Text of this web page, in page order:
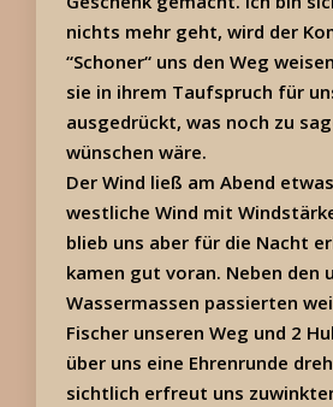
nichts mehr geht, wird der
“Schoner“ uns den Weg
sie in ihrem Taufspruch für
ausgedrückt, was noch zu
wünschen wäre.
Der Wind ließ am Abend
westliche Wind mit
blieb uns aber für die Nacht
kamen gut voran. Neben den
Wassermassen passierten
Fischer unseren Weg und 2
über uns eine Ehrenrunde
sichtlich erfreut uns